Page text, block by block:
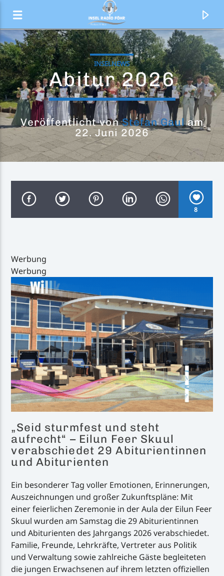
Die aktuellen Nachrichten
Inselradio Föhr
Inselradio Föhr
Handystream
INSELNEWS
Abitur 2026
Veröffentlicht vonStefan Gaulam
22. Juni 2026
8
Werbung
Werbung
„Seid sturmfest und steht
aufrecht“ – Eilun Feer Skuul
verabschiedet 29 Abiturientinnen
und Abiturienten
Ein besonderer Tag voller Emotionen, Erinnerungen,
Auszeichnungen und großer Zukunftspläne: Mit
einer feierlichen Zeremonie in der Aula der Eilun Feer
Skuul wurden am Samstag die 29 Abiturientinnen
und Abiturienten des Jahrgangs 2026 verabschiedet.
Familie, Freunde, Lehrkräfte, Vertreter aus Politik
und Verwaltung sowie zahlreiche Gäste begleiteten
die jungen Erwachsenen auf ihrem letzten offiziellen